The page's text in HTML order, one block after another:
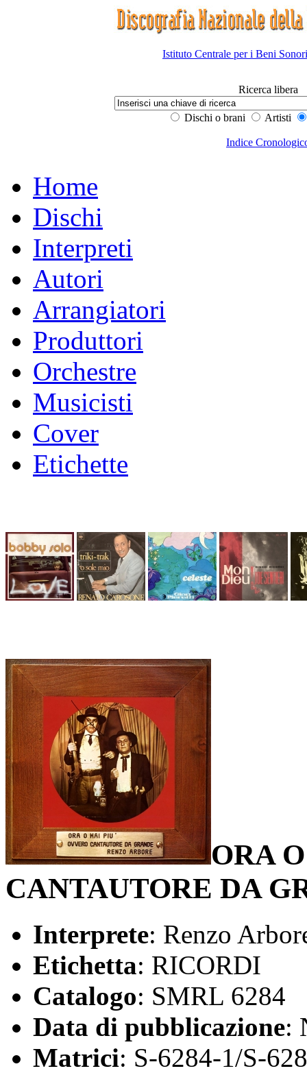
Istituto Centrale per i Beni
Ricerca libera
Dischi o brani Artisti
Indice
Home
Dischi
Interpreti
Autori
Arrangiatori
Produttori
Orchestre
Musicisti
Cover
Etichette
ORA
CANTAUTORE DA
Interprete: Renzo
Etichetta: RICORDI
Catalogo: SMRL 6284
Data di pubblicazione:
Matrici: S-6284-1/S-